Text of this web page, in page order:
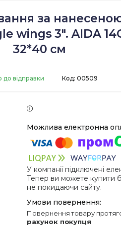
за
wings 3". AIDA
32*40 см
до відправки Код: 00509
У компанії підключені
Тепер ви можете купити
не покидаючи сайту.
повернення товару
рахунок покупця